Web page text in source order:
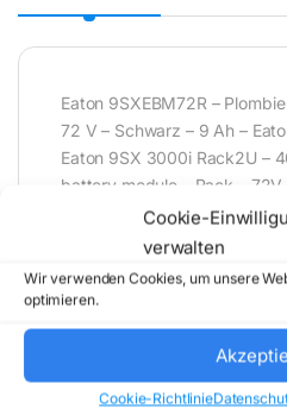
Cookie-
verwalten
Wir verwenden Cookies, um unsere
optimieren.
Cookie-Richtlinie
Eaton 9SXEBM72R –
72 V – Schwarz – 9 Ah –
Eaton 9SX 3000i Rack2U –
battery module – Rack – 72V
* Für Fehler im Datenblatt
Comstex GmbH & Co. KG